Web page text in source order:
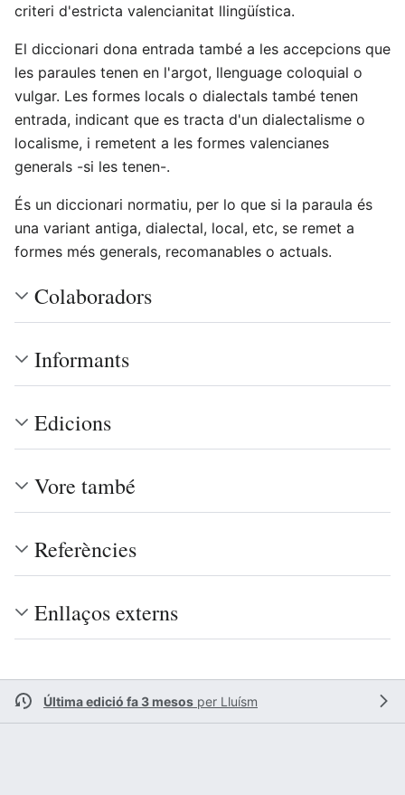
criteri d'estricta valencianitat llingüística.
El diccionari dona entrada també a les accepcions que
les paraules tenen en l'argot, llenguage coloquial o
vulgar. Les formes locals o dialectals també tenen
entrada, indicant que es tracta d'un dialectalisme o
localisme, i remetent a les formes valencianes
generals -si les tenen-.
És un diccionari normatiu, per lo que si la paraula és
una variant antiga, dialectal, local, etc, se remet a
formes més generals, recomanables o actuals.
Colaboradors
Informants
Edicions
Vore també
Referències
Enllaços externs
Última edició fa 3 mesos per Lluísm